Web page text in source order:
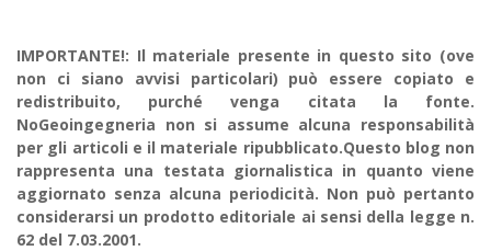
IMPORTANTE!: Il materiale presente in questo sito (ove
non ci siano avvisi particolari) può essere copiato e
redistribuito, purché venga citata la fonte.
NoGeoingegneria non si assume alcuna responsabilità
per gli articoli e il materiale ripubblicato.Questo blog non
rappresenta una testata giornalistica in quanto viene
aggiornato senza alcuna periodicità. Non può pertanto
considerarsi un prodotto editoriale ai sensi della legge n.
62 del 7.03.2001.